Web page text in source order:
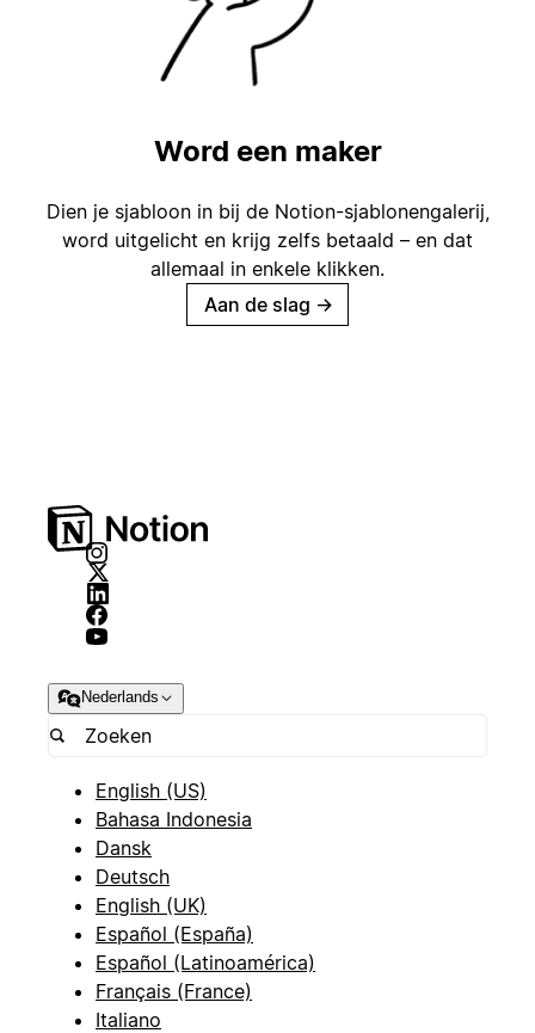
Word een maker
Dien je sjabloon in bij de Notion-sjablonengalerij,
word uitgelicht en krijg zelfs betaald – en dat
allemaal in enkele klikken.
Aan de slag →
Nederlands
English (US)
Bahasa Indonesia
Dansk
Deutsch
English (UK)
Español (España)
Español (Latinoamérica)
Français (France)
Italiano